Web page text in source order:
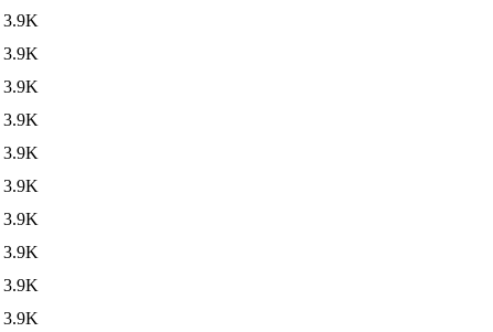
3.9K
3.9K
3.9K
3.9K
3.9K
3.9K
3.9K
3.9K
3.9K
3.9K